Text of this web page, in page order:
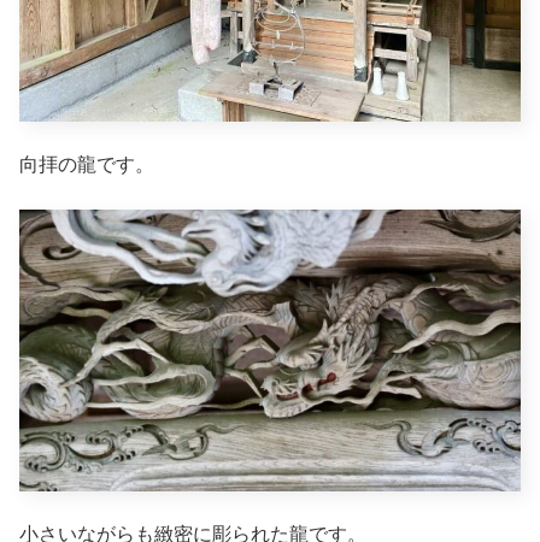
向拝の龍です。
小さいながらも緻密に彫られた龍です。